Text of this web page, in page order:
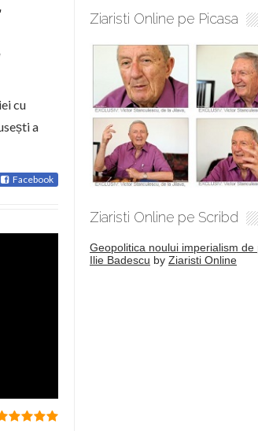
cu
a
Facebook
Ziaristi Online pe Picasa
Ziaristi Online pe Scribd
Geopolitica noului imperialism de
Ilie Badescu by Ziaristi Online